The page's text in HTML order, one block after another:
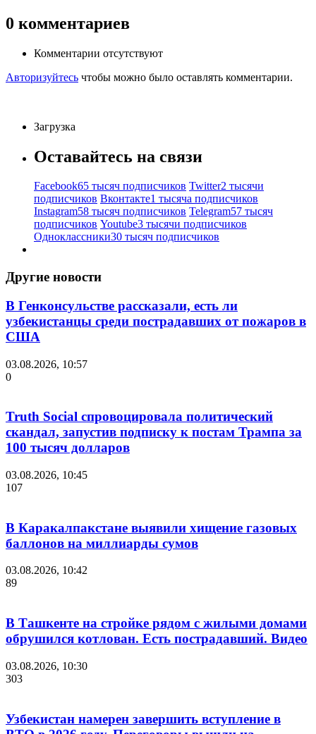
0 комментариев
Комментарии отсутствуют
Авторизуйтесь чтобы можно было оставлять комментарии.
Загрузка
Оставайтесь на связи
Facebook65 тысяч подписчиков Twitter2 тысячи
подписчиков Вконтакте1 тысяча подписчиков
Instagram58 тысяч подписчиков Telegram57 тысяч
подписчиков Youtube3 тысячи подписчиков
Одноклассники30 тысяч подписчиков
Другие новости
В Генконсульстве рассказали, есть ли
узбекистанцы среди пострадавших от пожаров в
США
03.08.2026, 10:57
0
Truth Social спровоцировала политический
скандал, запустив подписку к постам Трампа за
100 тысяч долларов
03.08.2026, 10:45
107
В Каракалпакстане выявили хищение газовых
баллонов на миллиарды сумов
03.08.2026, 10:42
89
В Ташкенте на стройке рядом с жилыми домами
обрушился котлован. Есть пострадавший. Видео
03.08.2026, 10:30
303
Узбекистан намерен завершить вступление в